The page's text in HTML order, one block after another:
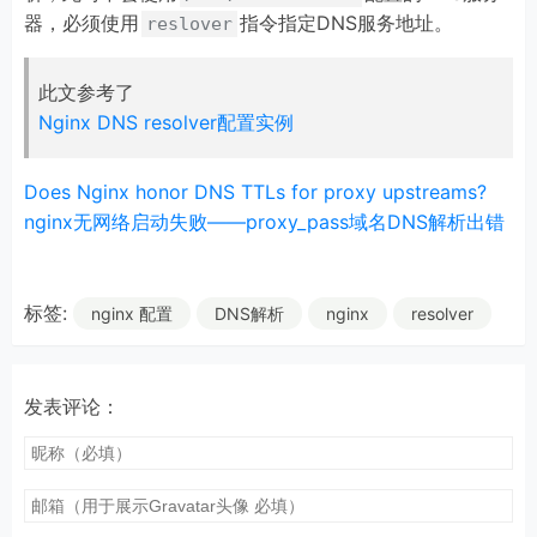
器，必须使用 reslover 指令指定DNS服务地址。
此文参考了
Nginx DNS resolver配置实例
Does Nginx honor DNS TTLs for proxy upstreams?
nginx无网络启动失败——proxy_pass域名DNS解析出错
标签: nginx 配置 DNS解析 nginx resolver
发表评论：